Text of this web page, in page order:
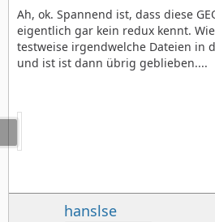
Ah, ok. Spannend ist, dass diese
eigentlich gar kein redux kennt.
testweise irgendwelche Dateien in
und ist ist dann übrig geblieben....
hanslse